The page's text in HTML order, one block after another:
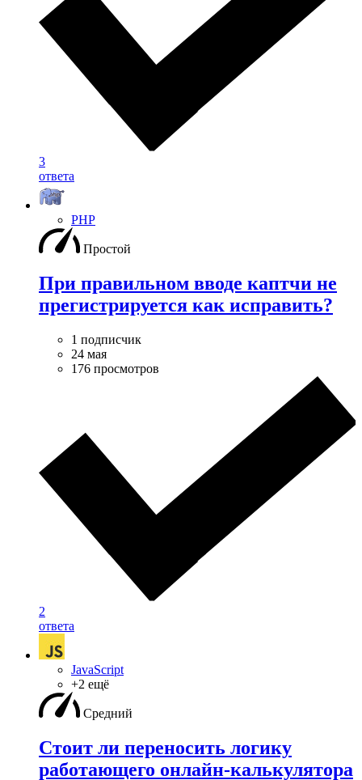
3
ответа
PHP
Простой
При правильном вводе каптчи не
прегистрируется как исправить?
1 подписчик
24 мая
176 просмотров
2
ответа
JavaScript
+2 ещё
Средний
Стоит ли переносить логику
работающего онлайн-калькулятора